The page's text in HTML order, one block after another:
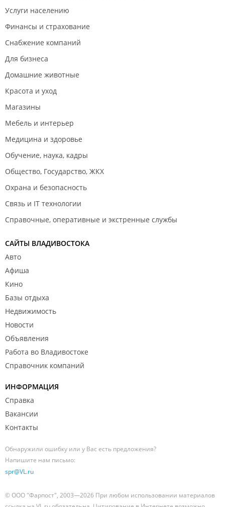
Услуги населению
Финансы и страхование
Снабжение компаний
Для бизнеса
Домашние животные
Красота и уход
Магазины
Мебель и интерьер
Медицина и здоровье
Обучение, наука, кадры
Общество, Государство, ЖКХ
Охрана и безопасность
Связь и IT технологии
Справочные, оперативные и экстренные службы
САЙТЫ ВЛАДИВОСТОКА
Авто
Афиша
Кино
Базы отдыха
Недвижимость
Новости
Объявления
Работа во Владивостоке
Справочник компаний
ИНФОРМАЦИЯ
Справка
Вакансии
Контакты
Обнаружили ошибку или у Вас есть предложения?
Напишите нам письмо:
spr@VL.ru
© ООО "Фарпост", 2003—2026 При любом использовании материалов